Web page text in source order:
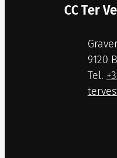
Contact
CC Ter
Adres
,9120
E-mail